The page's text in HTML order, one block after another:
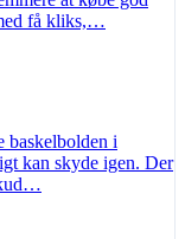
få kliks,…
baskelbolden i
kan skyde igen. Der